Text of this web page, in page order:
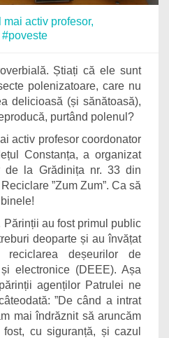
mai activ profesor,
#poveste
Știați că ele sunt
polenizatoare, care nu
delicioasă (și sănătoasă),
purtând polenul?
activ profesor coordonator
Constanța, a organizat
de la Grădinița nr. 33 din
”Zum Zum”. Ca să
au fost primul public
deoparte și au învățat
reciclarea deșeurilor de
electronice (DEEE). Așa
agenților Patrulei ne
”De când a intrat
mai îndrăznit să aruncăm
cu siguranță, și cazul